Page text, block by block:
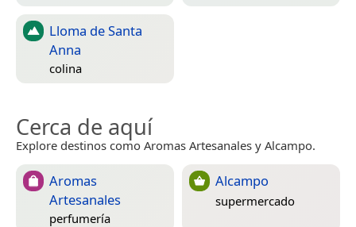
Lloma de Santa
Anna
colina
Cerca de aquí
Explore destinos como Aromas Artesanales y Alcampo.
Aromas
Artesanales
perfumería
Alcampo
supermercado